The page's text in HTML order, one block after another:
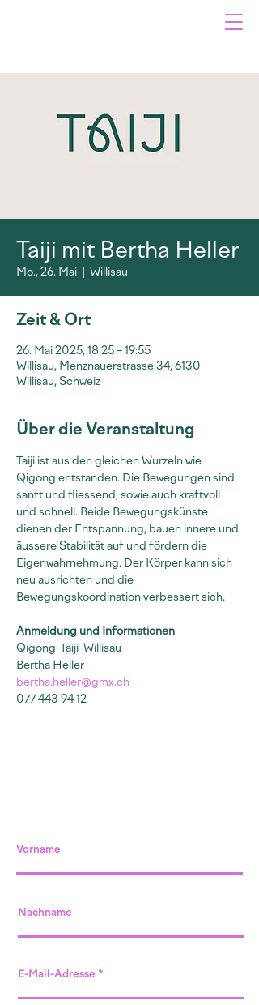
Taiji mit Bertha Heller
Mo., 26. Mai Willisau
Zeit & Ort
26. Mai 2025, 18:25 – 19:55
Willisau, Menznauerstrasse 34, 6130
Willisau, Schweiz
Über die Veranstaltung
Taiji ist aus den gleichen Wurzeln wie
Qigong entstanden. Die Bewegungen sind
sanft und fliessend, sowie auch kraftvoll
und schnell. Beide Bewegungskünste
dienen der Entspannung, bauen innere und
äussere Stabilität auf und fördern die
Eigenwahrnehmung. Der Körper kann sich
neu ausrichten und die
Bewegungskoordination verbessert sich.
Anmeldung und Informationen
Qigong-Taiji-Willisau
Bertha Heller
bertha.heller@gmx.ch
077 443 94 12
Vorname
Nachname
E-Mail-Adresse